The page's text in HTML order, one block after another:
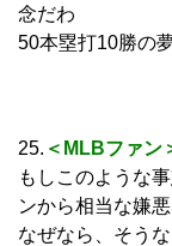
念だわ
50本塁打10勝の
25. ＜MLBファン
もしこのような
ンから相当な嫌
なぜなら、そう